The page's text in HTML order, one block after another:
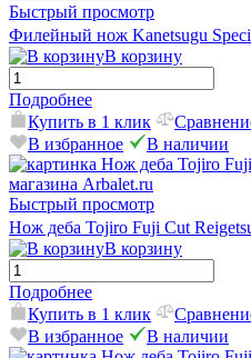
Быстрый просмотр
Филейный нож Kanetsugu
В корзину
Подробнее
Купить в 1 клик
В избранное
В наличии
Быстрый просмотр
Нож деба Tojiro Fuji Cut
В корзину
Подробнее
Купить в 1 клик
В избранное
В наличии